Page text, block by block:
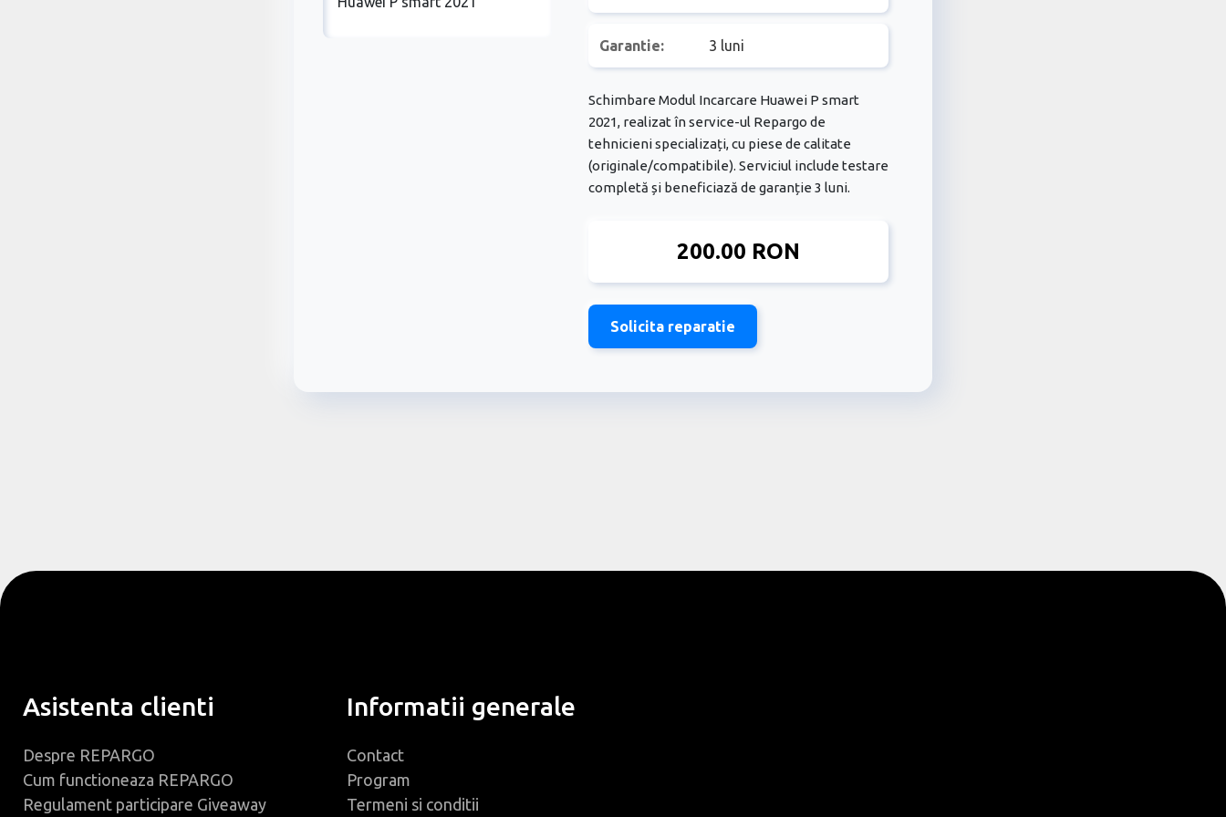
Garantie: 3 luni
Schimbare Modul Incarcare Huawei P smart
2021, realizat în service-ul Repargo de
tehnicieni specializați, cu piese de calitate
(originale/compatibile). Serviciul include testare
completă și beneficiază de garanție 3 luni.
200.00 RON
Solicita reparatie
Asistenta clienti
Despre REPARGO
Cum functioneaza REPARGO
Regulament participare Giveaway
Informatii generale
Contact
Program
Termeni si conditii